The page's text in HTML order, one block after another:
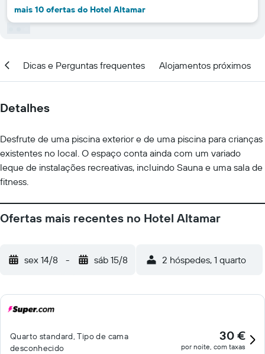
mais 10 ofertas do Hotel Altamar
Dicas e Perguntas frequentes Alojamentos próximos
Detalhes
Desfrute de uma piscina exterior e de uma piscina para crianças
existentes no local. O espaço conta ainda com um variado
leque de instalações recreativas, incluindo Sauna e uma sala de
fitness.
Ofertas mais recentes no Hotel Altamar
sex 14/8 - sáb 15/8 2 hóspedes, 1 quarto
Quarto standard, Tipo de cama
desconhecido
30 €
por noite, com taxas